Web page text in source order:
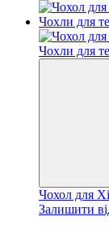
Чохол для
Залишити